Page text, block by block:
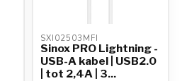
SXI02503MFI
Sinox PRO Lightning -
USB-A kabel | USB2.0
| tot 2,4A | 3...